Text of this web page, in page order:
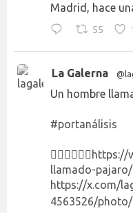
Madrid, hace
55
La Galerna
Un hombre
#portanálisis
👉🏻👉🏻👉🏻 https://
llamado-pajaro/
https://x.com/
4563526/photo/